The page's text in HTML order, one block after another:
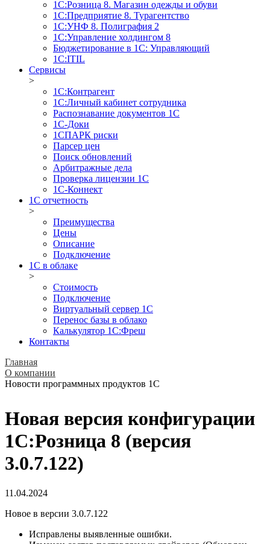
1С:Розница 8. Магазин одежды и обуви
1С:Предприятие 8. Турагентство
1С:УНФ 8. Полиграфия 2
1С:Управление холдингом 8
Бюджетирование в 1С: Управляющий
1С:ITIL
Сервисы
>
1C:Контрагент
1С:Личный кабинет сотрудника
Распознавание документов 1С
1С-Доки
1CПАРК риски
Парсер цен
Поиск обновлений
Арбитражные дела
Проверка лицензии 1С
1С-Коннект
1C отчетность
>
Преимущества
Цены
Описание
Подключение
1С в облаке
>
Стоимость
Подключение
Виртуальный сервер 1С
Перенос базы в облако
Калькулятор 1С:Фреш
Контакты
Главная
О компании
Новости программных продуктов 1С
Новая версия конфигурации
1С:Розница 8 (версия
3.0.7.122)
11.04.2024
Новое в версии 3.0.7.122
Исправлены выявленные ошибки.